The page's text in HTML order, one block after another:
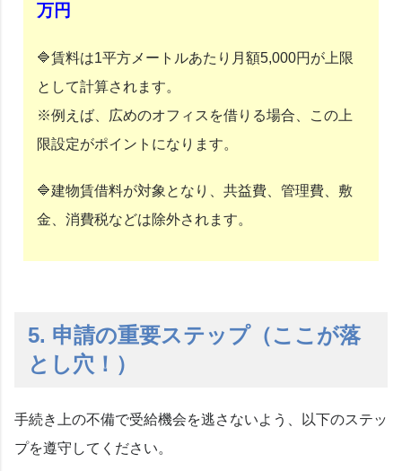
万円
🔷賃料は1平方メートルあたり月額5,000円が上限
として計算されます。
※例えば、広めのオフィスを借りる場合、この上
限設定がポイントになります。
🔷建物賃借料が対象となり、共益費、管理費、敷
金、消費税などは除外されます。
5. 申請の重要ステップ（ここが落
とし穴！）
手続き上の不備で受給機会を逃さないよう、以下のステッ
プを遵守してください。